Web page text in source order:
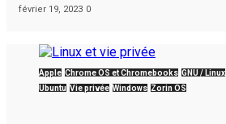
février 19, 2023 0
Apple Chrome OS et Chromebooks GNU / Linux
Ubuntu Vie privée Windows Zorin OS